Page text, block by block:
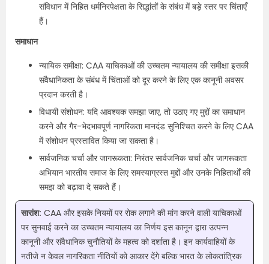
संविधान में निहित धर्मनिरपेक्षता के सिद्धांतों के संबंध में बड़े स्तर पर चिंताएँ
हैं।
समाधान
न्यायिक समीक्षा: CAA याचिकाओं की उच्चतम न्यायालय की समीक्षा इसकी
संवैधानिकता के संबंध में चिंताओं को दूर करने के लिए एक कानूनी अवसर
प्रदान करती है।
विधायी संशोधन: यदि आवश्यक समझा जाए, तो उठाए गए मुद्दों का समाधान
करने और गैर-भेदभावपूर्ण नागरिकता मानदंड सुनिश्चित करने के लिए CAA
में संशोधन प्रस्तावित किया जा सकता है।
सार्वजनिक चर्चा और जागरूकता: निरंतर सार्वजनिक चर्चा और जागरूकता
अभियान भारतीय समाज के लिए समस्याग्रस्त मुद्दों और उनके निहितार्थों की
समझ को बढ़ावा दे सकते हैं।
सारांश: CAA और इसके नियमों पर रोक लगाने की मांग करने वाली याचिकाओं
पर सुनवाई करने का उच्चतम न्यायालय का निर्णय इस कानून द्वारा उत्पन्न
कानूनी और संवैधानिक चुनौतियों के महत्व को दर्शाता है। इन कार्यवाहियों के
नतीजे न केवल नागरिकता नीतियों को आकार देंगे बल्कि भारत के लोकतांत्रिक